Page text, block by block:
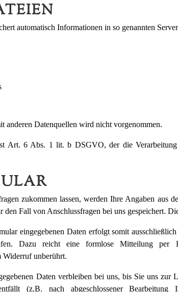
automatisch Informationen in so genannten
anderen Datenquellen wird nicht vorgenommen.
Art. 6 Abs. 1 lit. b DSGVO, der die
zukommen lassen, werden Ihre Angaben aus
den Fall von Anschlussfragen bei uns gespeichert.
eingegebenen Daten erfolgt somit
Dazu reicht eine formlose Mitteilung
Widerruf unberührt.
Daten verbleiben bei uns, bis Sie uns
(z.B. nach abgeschlossener Bearbeitung